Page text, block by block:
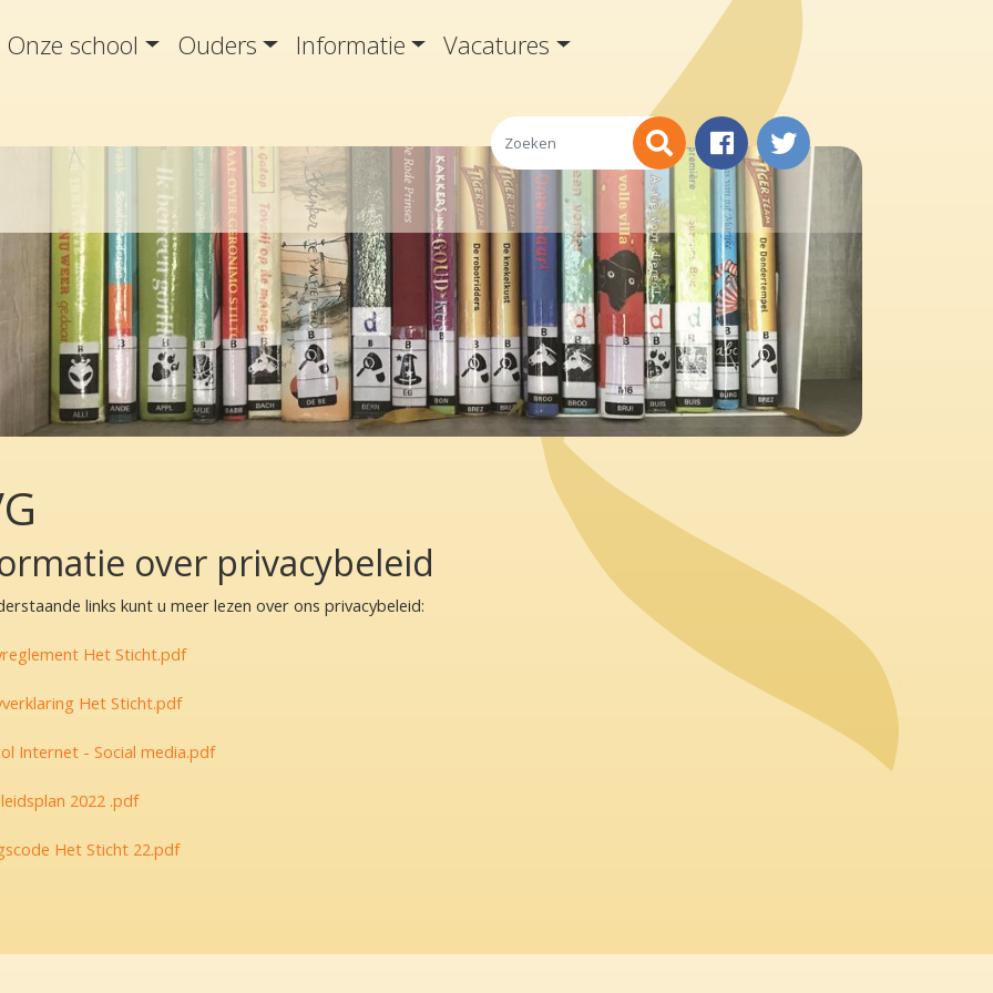
Onze school Ouders Informatie Vacatures
over privacybeleid
links kunt u meer lezen over ons privacybeleid:
Het Sticht.pdf
Het Sticht.pdf
Internet - Social media.pdf
2022 .pdf
Het Sticht 22.pdf